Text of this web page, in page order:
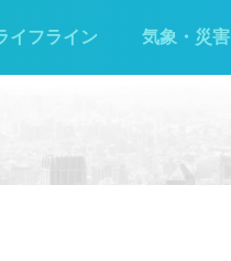
イフライン 気象・災害